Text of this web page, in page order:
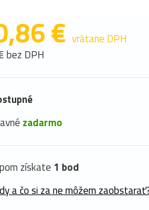
€ vrátane DPH
bez DPH
zadarmo
získate 1 bod
a čo si za ne môžem